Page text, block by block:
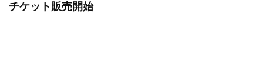
チケット販売開始